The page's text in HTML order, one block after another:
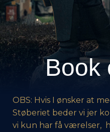
Book
OBS: Hvis I ønsker at
Støberiet beder vi jer
vi kun har få værelser,